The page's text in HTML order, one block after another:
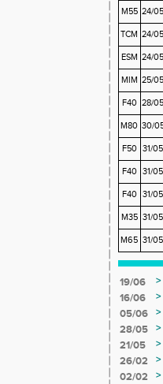
M55 24/
TCM 24/
ESM 24/
MIM 25/
F40 28/
M80 30/
F50 31/
F40 31/
F40 31/
M35 31/
M65 31/
19/06 >
16/06
>
05/06
>
28/05 >
21/05
>
26/02
>
02/02 >